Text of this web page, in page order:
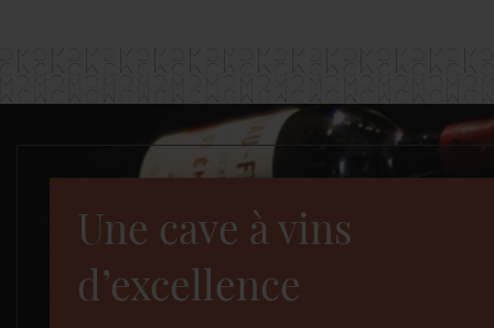
Une cave à vins
d’excellence